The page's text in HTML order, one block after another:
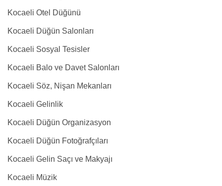
Kocaeli Otel Düğünü
Kocaeli Düğün Salonları
Kocaeli Sosyal Tesisler
Kocaeli Balo ve Davet Salonları
Kocaeli Söz, Nişan Mekanları
Kocaeli Gelinlik
Kocaeli Düğün Organizasyon
Kocaeli Düğün Fotoğrafçıları
Kocaeli Gelin Saçı ve Makyajı
Kocaeli Müzik